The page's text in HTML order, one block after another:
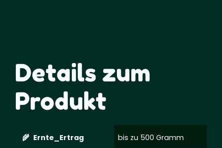
Details zum
Produkt
Ernte_Ertrag bis zu 500 Gramm